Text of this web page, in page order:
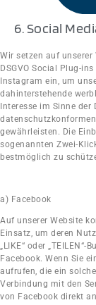
6. Social
Wir setzen auf
DSGVO Social Plug-
Instagram ein, um
dahinterstehende
Interesse im Sinne
gewährleisten. Die
sogenannten Zwei-
bestmöglich zu
a) Facebook
Auf unserer Website
Einsatz, um deren
„LIKE“ oder
Facebook. Wenn Sie
aufrufen, die ein
Verbindung mit den
von Facebook direkt